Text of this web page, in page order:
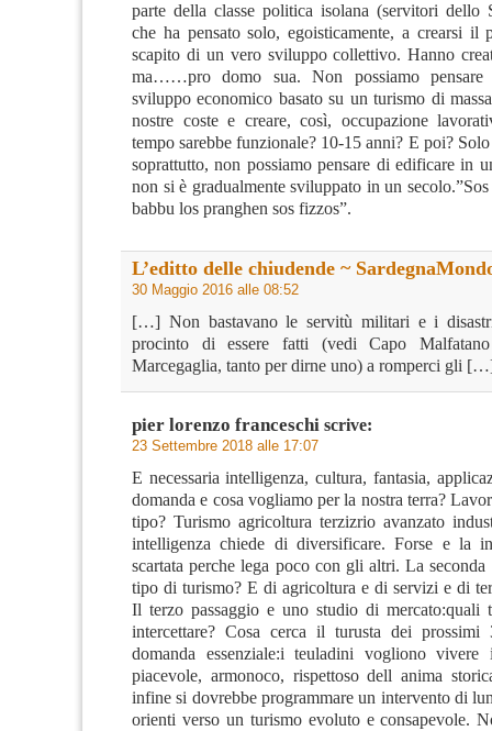
parte della classe politica isolana (servitori dello
che ha pensato solo, egoisticamente, a crearsi il
scapito di un vero sviluppo collettivo. Hanno
ma……pro domo sua. Non possiamo
sviluppo economico basato su un turismo di
nostre coste e creare, così, occupazione
tempo sarebbe funzionale? 10-15 anni? E poi?
soprattutto, non possiamo pensare di edificare in
non si è gradualmente sviluppato in un secolo.”Sos
babbu los pranghen sos fizzos”.
L’editto delle chiudende ~
30 Maggio 2016 alle 08:52
[…] Non bastavano le servitù militari e i
procinto di essere fatti (vedi Capo
Marcegaglia, tanto per dirne uno) a romperci gli
pier lorenzo franceschi scrive:
23 Settembre 2018 alle 17:07
E necessaria intelligenza, cultura, fantasia,
domanda e cosa vogliamo per la nostra terra?
tipo? Turismo agricoltura terzizrio avanzato
intelligenza chiede di diversificare. Forse e la
scartata perche lega poco con gli altri. La seconda
tipo di turismo? E di agricoltura e di servizi e di
Il terzo passaggio e uno studio di mercato:quali
intercettare? Cosa cerca il turusta dei
domanda essenziale:i teuladini vogliono
piacevole, armonoco, rispettoso dell anima
infine si dovrebbe programmare un intervento di
orienti verso un turismo evoluto e consapevole.